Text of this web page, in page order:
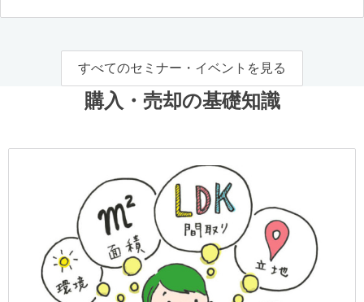
すべてのセミナー・イベントを見る
購入・売却の基礎知識